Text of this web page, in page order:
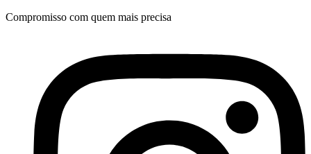
Ir
Compromisso com quem mais precisa